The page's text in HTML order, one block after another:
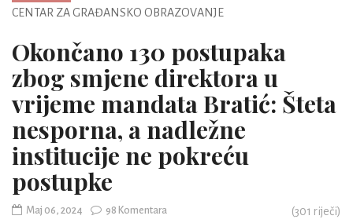
CENTAR ZA GRAĐANSKO OBRAZOVANJE
Okončano 130 postupaka
zbog smjene direktora u
vrijeme mandata Bratić: Šteta
nesporna, a nadležne
institucije ne pokreću
postupke
Maj 06, 2024 98 Komentara (301 riječi)